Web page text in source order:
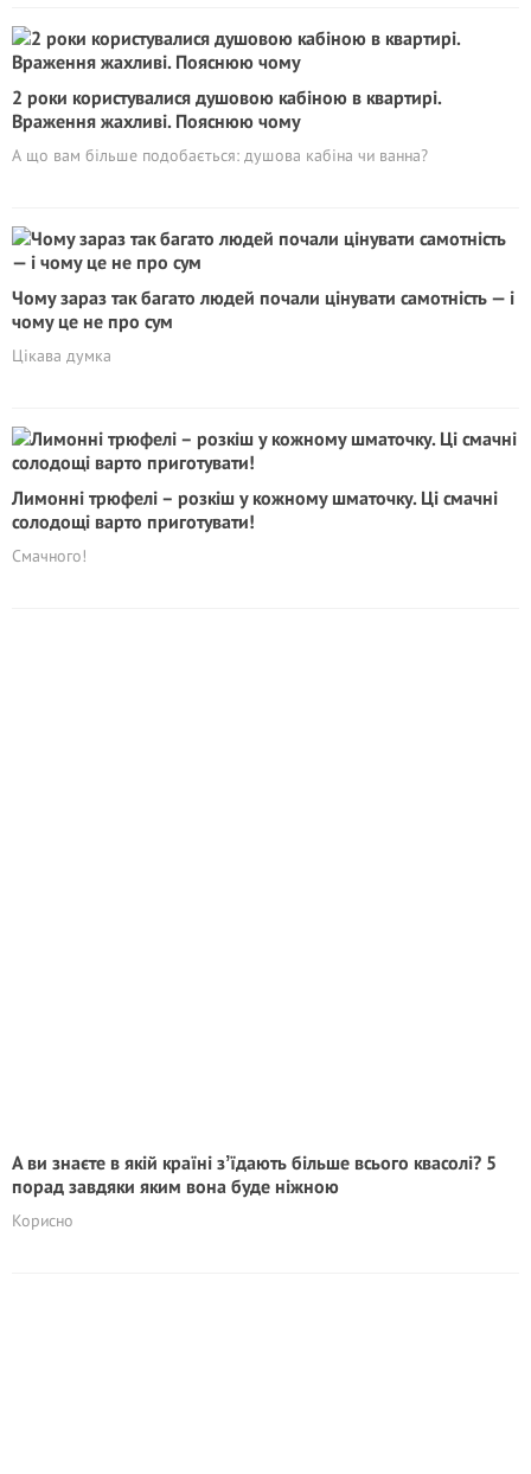
2 роки користувалися душовою кабіною в квартирі.
Враження жахливі. Пояснюю чому
А що вам більше подобається: душова кабіна чи ванна?
Чому зараз так багато людей почали цінувати самотність — і
чому це не про сум
Цікава думка
Лимонні трюфелі – розкіш у кожному шматочку. Ці смачні
cолодощі варто приготувати!
Смачного!
А ви знаєте в якій країні зʼїдають більше всього квасолі? 5
порад завдяки яким вона буде ніжною
Корисно